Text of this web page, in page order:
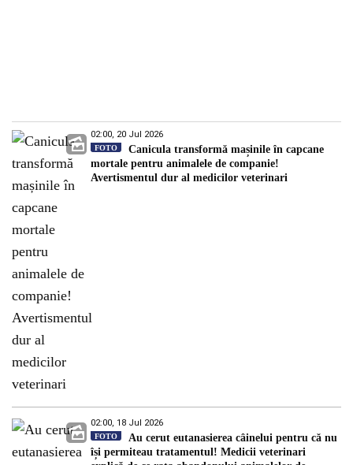
02:00, 20 Jul 2026
FOTO
Canicula transformă mașinile în capcane
mortale pentru animalele de companie!
Avertismentul dur al medicilor veterinari
02:00, 18 Jul 2026
FOTO
Au cerut eutanasierea câinelui pentru că nu
își permiteau tratamentul! Medicii veterinari